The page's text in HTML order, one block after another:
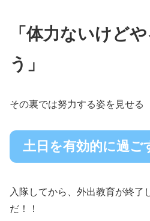
「体力ないけど
う」
その裏では努力する姿を見せる
土日を有効的に過ご
入隊してから、外出教育が終了
だ！！